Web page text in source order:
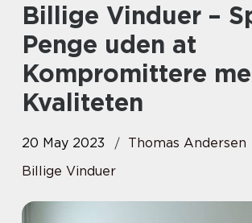
Billige Vinduer – Spar
Penge uden at
Kompromittere
Kvaliteten
20 May 2023
Thomas Andersen
Billige Vinduer